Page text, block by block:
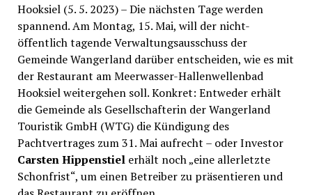
Hooksiel (5. 5. 2023) – Die nächsten Tage werden
spannend. Am Montag, 15. Mai, will der nicht-
öffentlich tagende Verwaltungsausschuss der
Gemeinde Wangerland darüber entscheiden, wie es mit
der Restaurant am Meerwasser-Hallenwellenbad
Hooksiel weitergehen soll. Konkret: Entweder erhält
die Gemeinde als Gesellschafterin der Wangerland
Touristik GmbH (WTG) die Kündigung des
Pachtvertrages zum 31. Mai aufrecht – oder Investor
Carsten Hippenstielerhält noch „eine allerletzte
Schonfrist“, um einen Betreiber zu präsentieren und